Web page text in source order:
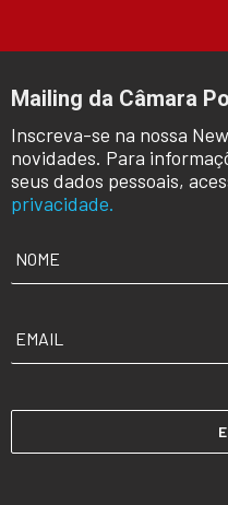
Mailing da Câmara
Inscreva-se na nossa
novidades. Para
seus dados pessoais,
privacidade.